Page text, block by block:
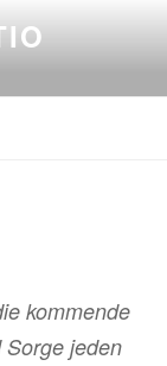
kommende
Sorge jeden